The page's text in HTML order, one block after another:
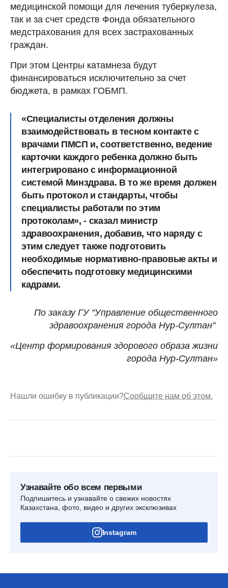
медицинской помощи для лечения туберкулеза,
так и за счет средств Фонда обязательного
медстрахования для всех застрахованных
граждан.
При этом Центры катамнеза будут
финансироваться исключительно за счет
бюджета, в рамках ГОБМП.
«Специалисты отделения должны
взаимодействовать в тесном контакте с
врачами ПМСП и, соответственно, ведение
карточки каждого ребенка должно быть
интегрировано с информационной
системой Минздрава. В то же время должен
быть протокол и стандарты, чтобы
специалисты работали по этим
протоколам», - сказал министр
здравоохранения, добавив, что наряду с
этим следует также подготовить
необходимые нормативно-правовые акты и
обеспечить подготовку медицинскими
кадрами.
По заказу ГУ "Управление общественного
здравоохранения города Нур-Султан"
«Центр формирования здорового образа жизни
города Нур-Султан»
Нашли ошибку в публикации?Сообщите нам об этом.
Узнавайте обо всем первыми
Подпишитесь и узнавайте о свежих новостях
Казахстана, фото, видео и других эксклюзивах
Instagram